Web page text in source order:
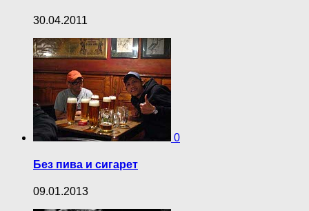
30.04.2011
0
Без пива и сигарет
09.01.2013